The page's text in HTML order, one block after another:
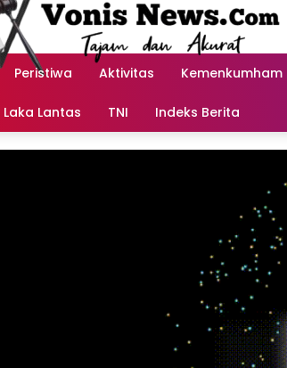
Peristiwa Aktivitas Kemenkumham
Laka Lantas TNI Indeks Berita